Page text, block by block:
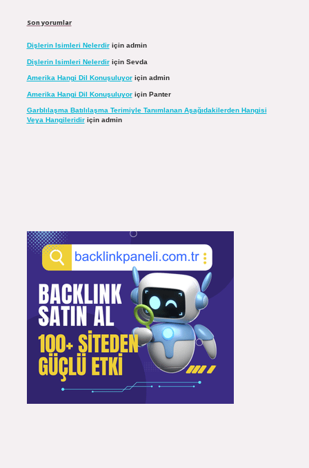
Son yorumlar
Dişlerin Isimleri Nelerdiriçin admin
Dişlerin Isimleri Nelerdiriçin Sevda
Amerika Hangi Dil Konuşuluyoriçin admin
Amerika Hangi Dil Konuşuluyoriçin Panter
Garblılaşma Batılılaşma Terimiyle Tanımlanan Aşağıdakilerden Hangisi
Veya Hangileridiriçin admin